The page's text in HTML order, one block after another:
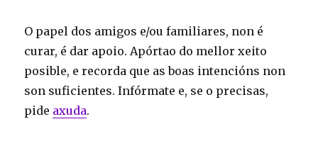
O papel dos amigos e/ou familiares, non é
curar, é dar apoio. Apórtao do mellor xeito
posible, e recorda que as boas intencións non
son suficientes. Infórmate e, se o precisas,
pide axuda.